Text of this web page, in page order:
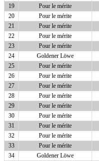
19
Pour le mérite
20
Pour le mérite
21
Pour le mérite
22
Pour le mérite
23
Pour le mérite
24
Goldener Löwe
25
Pour le mérite
26
Pour le mérite
27
Pour le mérite
28
Pour le mérite
29
Pour le mérite
30
Pour le mérite
31
Pour le mérite
32
Pour le mérite
33
Pour le mérite
34
Goldener Löwe